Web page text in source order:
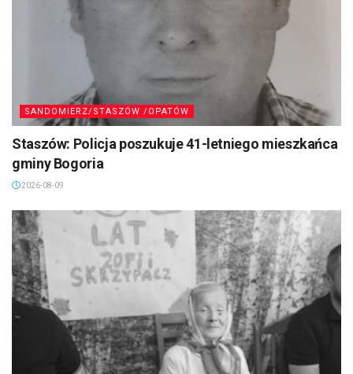
SANDOMIERZ/STASZÓW /OPATÓW
Staszów: Policja poszukuje 41-letniego mieszkańca
gminy Bogoria
2026-08-09